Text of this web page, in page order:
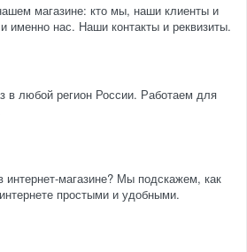
магазине: кто мы, наши клиенты и
именно нас. Наши контакты и реквизиты.
в любой регион России. Работаем для
интернет-магазине? Мы подскажем, как
простыми и удобными.